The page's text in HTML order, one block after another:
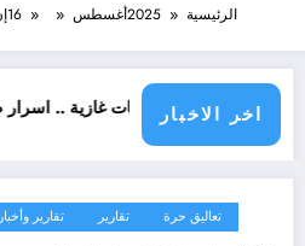
الرئيسية 2025أغسطس 16
اخر الاخبار
من مشروبات غازية .. اسرار صناعة
تعاليق حرة تقارير تقارير وأخبار